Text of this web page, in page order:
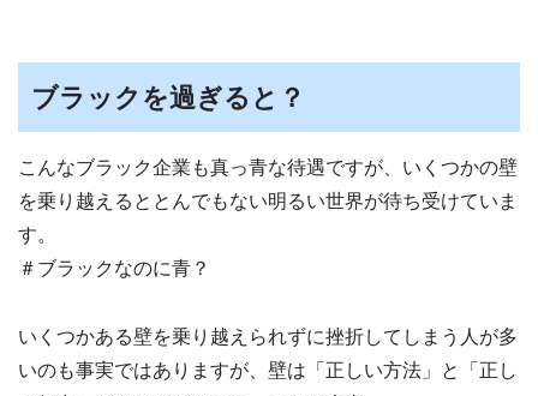
ブラックを過ぎると？
こんなブラック企業も真っ青な待遇ですが、いくつかの壁
を乗り越えるととんでもない明るい世界が待ち受けていま
す。
＃ブラックなのに青？
いくつかある壁を乗り越えられずに挫折してしまう人が多
いのも事実ではありますが、壁は「正しい方法」と「正し